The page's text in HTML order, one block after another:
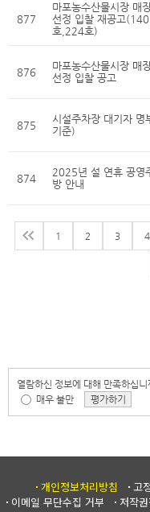
877
마포농수산물시장 매
선정 입찰 재공고
호,224호)
876
마포농수산물시장 매
선정 입찰 공고
875
시설주차장 대기자
기준)
874
2025년 설 연휴 공영
방 안내
1 2 3 4
열람하신 정보에 대해 만족하십니
매우 불만
평가하기
개인정보처리방침
고
이메일 무단수집 거부
저작